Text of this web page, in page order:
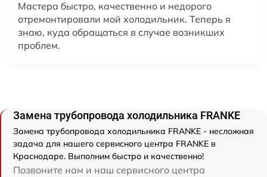
Мастера быстро, качественно и недорого
отремонтировали мой холодильник. Теперь я
знаю, куда обращаться в случае возникших
проблем.
Замена трубопровода холодильника FRANKE
Замена трубопровода холодильника FRANKE - несложная
задача для нашего сервисного центра FRANKE в
Краснодаре. Выполним быстро и качественно!
Позвоните нам и наш сервисного центра